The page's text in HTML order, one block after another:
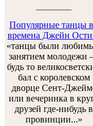
Популярные танцы
времена Джейн
«танцы были
занятием молодежи
будь то
бал с королевском
дворце Сент-
или вечеринка в
друзей где-нибудь в
провинции...»